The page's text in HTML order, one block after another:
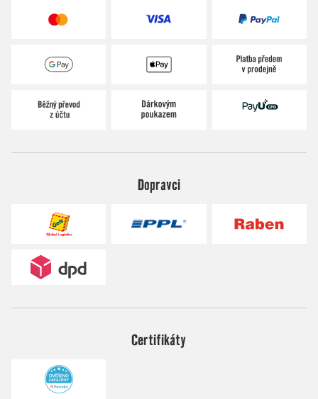
Dopravci
Certifikáty